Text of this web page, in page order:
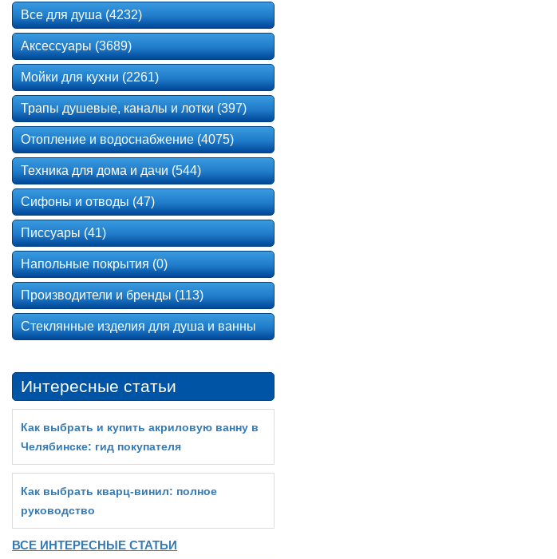
Все для душа (4232)
Аксессуары (3689)
Мойки для кухни (2261)
Трапы душевые, каналы и лотки (397)
Отопление и водоснабжение (4075)
Техника для дома и дачи (544)
Сифоны и отводы (47)
Писсуары (41)
Напольные покрытия (0)
Производители и бренды (113)
Стеклянные изделия для душа и ванны
Интересные статьи
Как выбрать и купить акриловую ванну в
Челябинске: гид покупателя
Как выбрать кварц‑винил: полное
руководство
ВСЕ ИНТЕРЕСНЫЕ СТАТЬИ